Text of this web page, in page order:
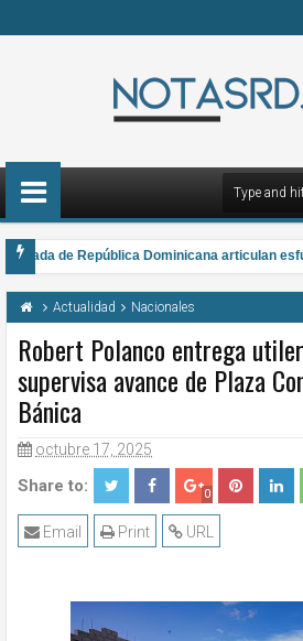
de República Dominicana articulan
el Premio Anual Nacional de Poesía
Actualidad Nacionales
Robert Polanco entrega
supervisa avance de Plaza
Bánica
octubre 17, 2025
Share to: 0
URL
Print
Email